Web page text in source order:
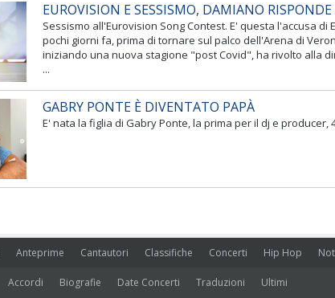
EUROVISION E SESSISMO, DAMIANO
Sessismo all'Eurovision Song Contest. E' questa l'accusa di
pochi giorni fa, prima di tornare sul palco dell'Arena di
iniziando una nuova stagione "post Covid", ha rivolto alla
...
GABRY PONTE È DIVENTATO PAPÀ
E' nata la figlia di Gabry Ponte, la prima per il dj e producer,
Anteprime Cantautori Classifiche Concerti Hip Hop
Accordi Biografie Date Concerti Traduzioni Ultimi